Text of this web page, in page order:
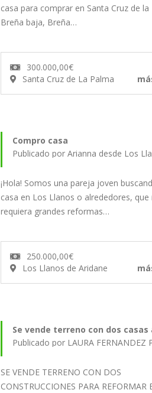
casa para comprar en Santa Cruz de la
Breña baja, Breña…
300.000,00€
Santa Cruz de La Palma
Compro casa
Publicado por Arianna desde Los
¡Hola! Somos una pareja joven
casa en Los Llanos o alrededores, que
requiera grandes reformas…
250.000,00€
Los Llanos de Aridane
Se vende terreno con dos
Publicado por LAURA FERNANDEZ
SE VENDE TERRENO CON DOS
CONSTRUCCIONES PARA REFORMAR